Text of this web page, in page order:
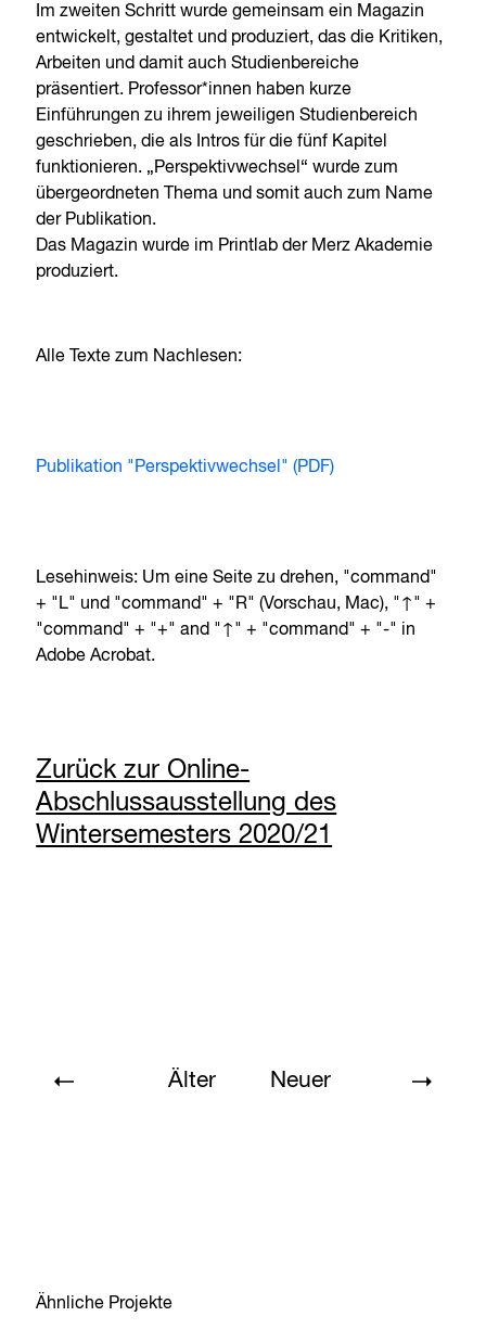
Im zweiten Schritt wurde gemeinsam ein Magazin
entwickelt, gestaltet und produziert, das die Kritiken,
Arbeiten und damit auch Studienbereiche
präsentiert. Professor*innen haben kurze
Einführungen zu ihrem jeweiligen Studienbereich
geschrieben, die als Intros für die fünf Kapitel
funktionieren. „Perspektivwechsel“ wurde zum
übergeordneten Thema und somit auch zum Name
der Publikation.
Das Magazin wurde im Printlab der Merz Akademie
produziert.
Alle Texte zum Nachlesen:
Publikation "Perspektivwechsel" (PDF)
Lesehinweis: Um eine Seite zu drehen, "command"
+ "L" und "command" + "R" (Vorschau, Mac), "↑" +
"command" + "+" and "↑" + "command" + "-" in
Adobe Acrobat.
Zurück zur Online-
Abschlussausstellung des
Wintersemesters 2020/21
Älter Neuer
Ähnliche Projekte